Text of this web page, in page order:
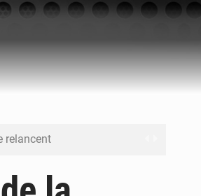
relancent